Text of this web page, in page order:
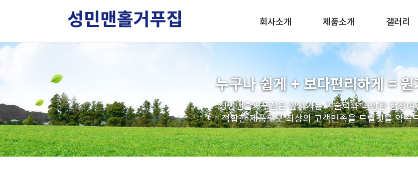
회사소개
찾아오시는길
제품소개
맨홀 구체/기초/슬라브
배수관 일체형 거푸집
우수받이
연결관링
인버터 거푸집
인상용 받침링
갤러리
누구나 쉽게 + 보다편리하게 = 원
성민맨홀거푸집은 앞서가는 기술력과 다양한 현장여
적합한 제품으로 최상의 고객만족을 드릴것을 약속